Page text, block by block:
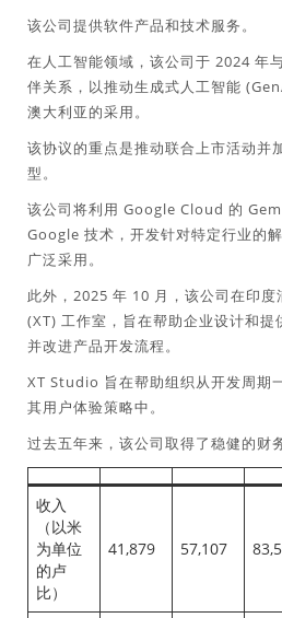
该公司提供软件产品和技术服务。
在人工智能领域，该公司于 2024 年
伴关系，以推动生成式人工智能
澳大利亚的采用。
该协议的重点是推动联合上市活动并
型。
该公司将利用 Google Cloud 的
Google 技术，开发针对特定行业的
广泛采用。
此外，2025 年 10 月，该公司在印度
(XT) 工作室，旨在帮助企业设计和
并改进产品开发流程。
XT Studio 旨在帮助组织从开发周期
其用户体验策略中。
过去五年来，该公司取得了稳健的财
收入
（以米
为单位
的卢
比）
41,879 57,107